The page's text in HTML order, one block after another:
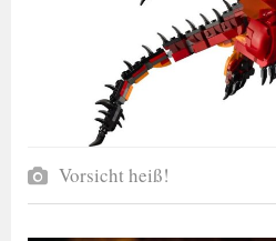
Vorsicht heiß!